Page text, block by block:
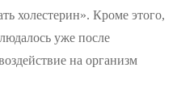
холестерин». Кроме этого,
уже после
на организм